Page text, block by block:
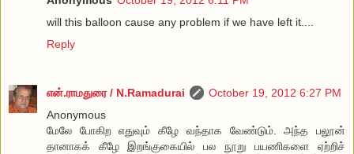
will this balloon cause any problem if we have left it....
Reply
என்.ராமதுரை / N.Ramadurai
October 19, 2012 6:27 PM
Anonymous
மேலே போகிற எதுவும் கீழே வந்தாக வேண்டும். அந்த பலூன்
தானாகக் கீழே இறங்குகையில் பல நூறு பயணிகளை ஏற்றிச்